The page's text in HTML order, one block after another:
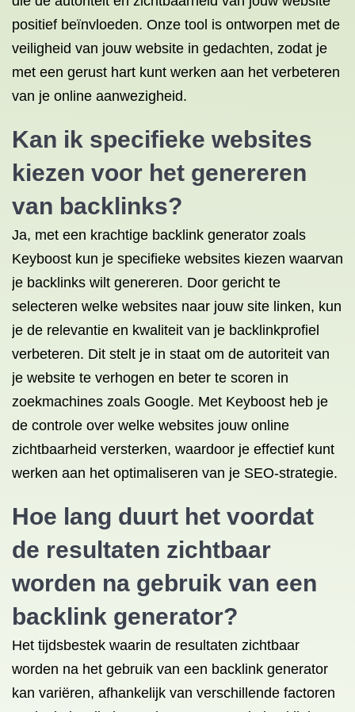
positief beïnvloeden. Onze tool is ontworpen met de
veiligheid van jouw website in gedachten, zodat je
met een gerust hart kunt werken aan het verbeteren
van je online aanwezigheid.
Kan ik specifieke websites
kiezen voor het genereren
van backlinks?
Ja, met een krachtige backlink generator zoals
Keyboost kun je specifieke websites kiezen waarvan
je backlinks wilt genereren. Door gericht te
selecteren welke websites naar jouw site linken, kun
je de relevantie en kwaliteit van je backlinkprofiel
verbeteren. Dit stelt je in staat om de autoriteit van
je website te verhogen en beter te scoren in
zoekmachines zoals Google. Met Keyboost heb je
de controle over welke websites jouw online
zichtbaarheid versterken, waardoor je effectief kunt
werken aan het optimaliseren van je SEO-strategie.
Hoe lang duurt het voordat
de resultaten zichtbaar
worden na gebruik van een
backlink generator?
Het tijdsbestek waarin de resultaten zichtbaar
worden na het gebruik van een backlink generator
kan variëren, afhankelijk van verschillende factoren